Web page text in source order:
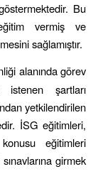
Bu
vermiş ve
sağlamıştır.
alanında görev
istenen şartları
yetkilendirilen
İSG eğitimleri,
eğitimleri
girmek